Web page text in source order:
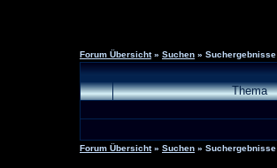
Forum Übersicht» Suchen » Suchergebnisse
Thema
Forum Übersicht» Suchen » Suchergebnisse